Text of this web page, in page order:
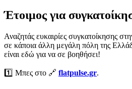
Έτοιμος για
Αναζητάς ευκαιρίες συγκατοίκησης
σε κάποια άλλη μεγάλη πόλη της
είναι εδώ για να σε βοηθήσει!
1️⃣ Μπες στο 🔗 flatpulse.gr.